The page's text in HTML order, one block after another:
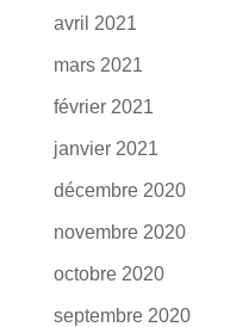
avril 2021
mars 2021
février 2021
janvier 2021
décembre 2020
novembre 2020
octobre 2020
septembre 2020